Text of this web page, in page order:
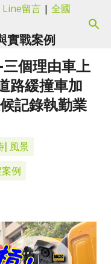
Line留言 | 全國
實戰案例
個理由車上
路緩撞車加
記錄執勤業
| 風景
例